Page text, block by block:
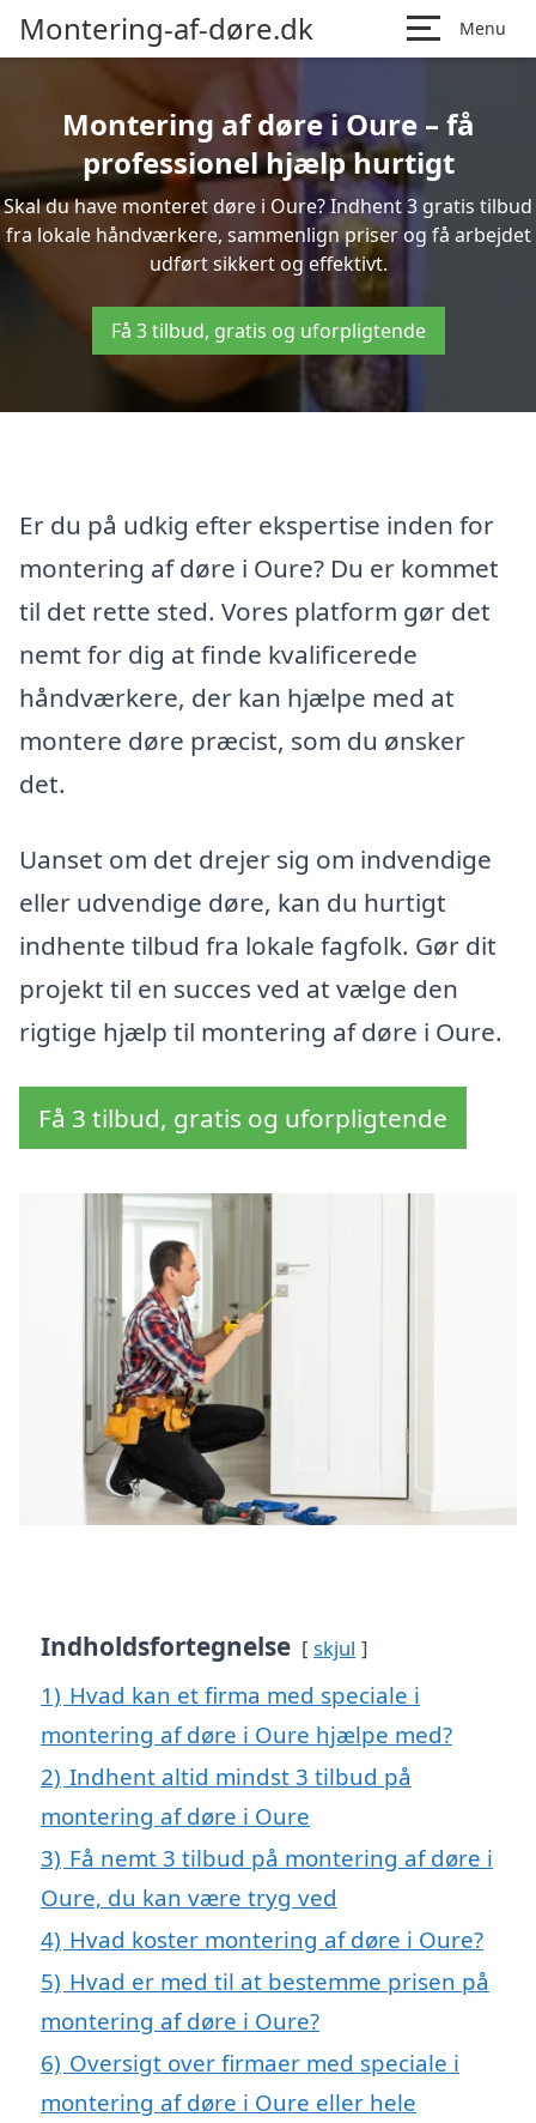
Montering-af-døre.dk Menu
Montering af døre i Oure – få
professionel hjælp hurtigt
Skal du have monteret døre i Oure? Indhent 3 gratis tilbud
fra lokale håndværkere, sammenlign priser og få arbejdet
udført sikkert og effektivt.
Få 3 tilbud, gratis og uforpligtende
Er du på udkig efter ekspertise inden for
montering af døre i Oure? Du er kommet
til det rette sted. Vores platform gør det
nemt for dig at finde kvalificerede
håndværkere, der kan hjælpe med at
montere døre præcist, som du ønsker
det.
Uanset om det drejer sig om indvendige
eller udvendige døre, kan du hurtigt
indhente tilbud fra lokale fagfolk. Gør dit
projekt til en succes ved at vælge den
rigtige hjælp til montering af døre i Oure.
Få 3 tilbud, gratis og uforpligtende
Indholdsfortegnelse skjul
1) Hvad kan et firma med speciale i
montering af døre i Oure hjælpe med?
2) Indhent altid mindst 3 tilbud på
montering af døre i Oure
3) Få nemt 3 tilbud på montering af døre i
Oure, du kan være tryg ved
4) Hvad koster montering af døre i Oure?
5) Hvad er med til at bestemme prisen på
montering af døre i Oure?
6) Oversigt over firmaer med speciale i
montering af døre i Oure eller hele